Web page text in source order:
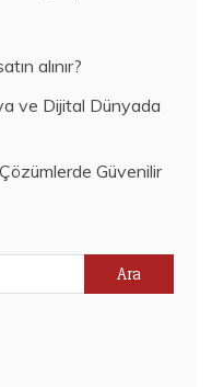
alınır?
ve Dijital Dünyada
Güvenilir